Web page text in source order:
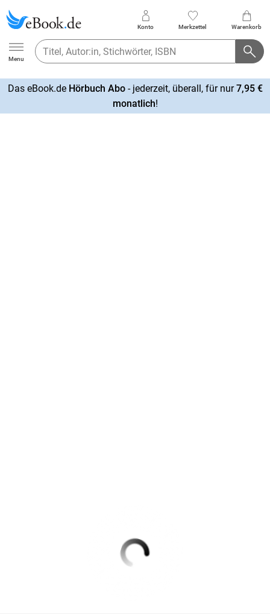
Ebook.de
Menu
Konto Merkzettel Warenkorb
Das eBook.de Hörbuch Abo- jederzeit, überall, für nur7,95 €
monatlich!